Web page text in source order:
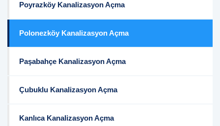
Poyrazköy Kanalizasyon Açma
Polonezköy Kanalizasyon Açma
Paşabahçe Kanalizasyon Açma
Çubuklu Kanalizasyon Açma
Kanlıca Kanalizasyon Açma